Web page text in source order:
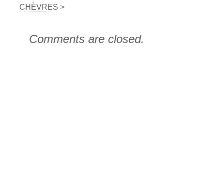
CHÈVRES >
Comments are closed.